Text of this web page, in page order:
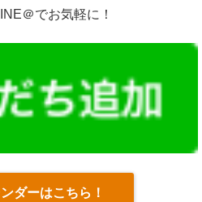
＠でお気軽に！
ダーはこちら！